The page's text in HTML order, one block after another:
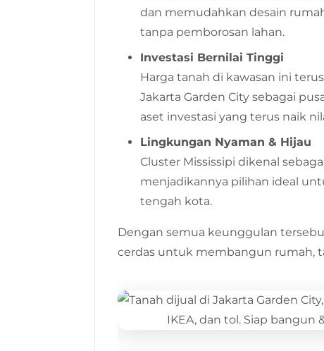
dan memudahkan desain
tanpa pemborosan lahan.
Investasi Bernilai Tinggi
Harga tanah di kawasan ini
Jakarta Garden City sebagai
aset investasi yang terus naik
Lingkungan Nyaman & Hijau
Cluster Mississipi dikenal
menjadikannya pilihan ideal
tengah kota.
Dengan semua keunggulan
cerdas untuk membangun rumah,